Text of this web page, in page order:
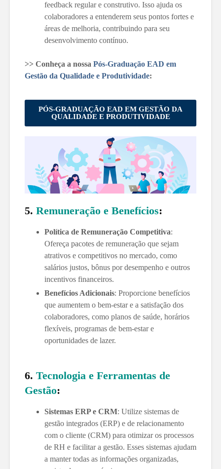
feedback regular e construtivo. Isso ajuda os
colaboradores a entenderem seus pontos fortes e
áreas de melhoria, contribuindo para seu
desenvolvimento contínuo.
>> Conheça a nossa Pós-Graduação EAD em
Gestão da Qualidade e Produtividade:
PÓS-GRADUAÇÃO EAD EM GESTÃO DA
QUALIDADE E PRODUTIVIDADE
5. Remuneração e Benefícios:
Política de Remuneração Competitiva:
Ofereça pacotes de remuneração que sejam
atrativos e competitivos no mercado, como
salários justos, bônus por desempenho e outros
incentivos financeiros.
Benefícios Adicionais: Proporcione benefícios
que aumentem o bem-estar e a satisfação dos
colaboradores, como planos de saúde, horários
flexíveis, programas de bem-estar e
oportunidades de lazer.
6. Tecnologia e Ferramentas de
Gestão:
Sistemas ERP e CRM: Utilize sistemas de
gestão integrados (ERP) e de relacionamento
com o cliente (CRM) para otimizar os processos
de RH e facilitar a gestão. Esses sistemas ajudam
a manter todas as informações organizadas,